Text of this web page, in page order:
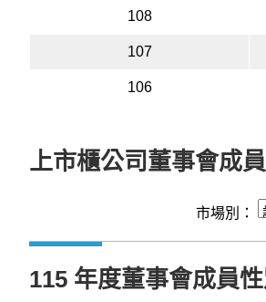
108
107
106
上市櫃公司董事會成
市場別：
115 年度董事會成員